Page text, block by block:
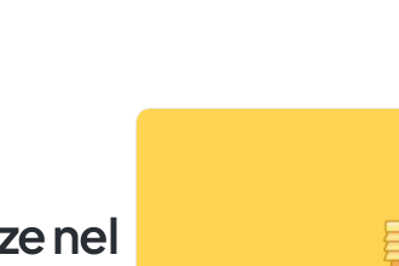
nel